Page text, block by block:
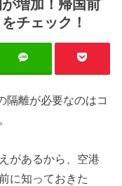
増加！帰国前
チェック！
隔離が必要なのはコ
があるから、空港
に知っておきた